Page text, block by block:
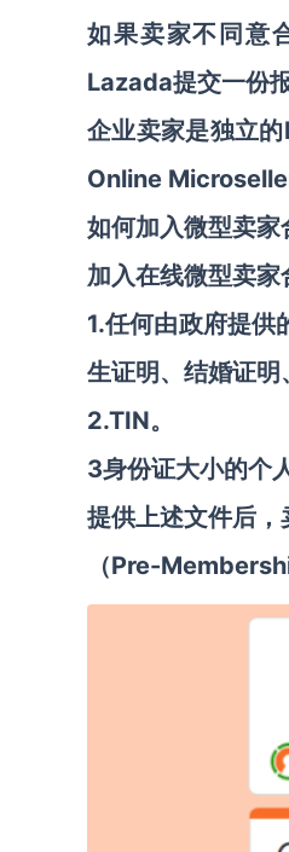
如果卖家不同意
Lazada提交一份
企业卖家是独立的
Online
如何加入微型卖家
加入在线微型卖家
1.任何由政府提供
生证明、结婚证明
2.TIN。
3身份证大小的个
提供上述文件后，
（Pre-